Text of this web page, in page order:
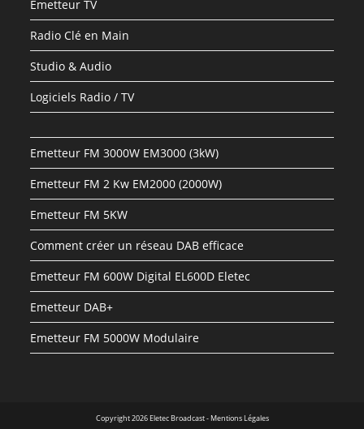
Emetteur TV
Radio Clé en Main
Studio & Audio
Logiciels Radio / TV
Emetteur FM 3000W EM3000 (3kW)
Emetteur FM 2 Kw EM2000 (2000W)
Emetteur FM 5KW
Comment créer un réseau DAB efficace
Emetteur FM 600W Digital EL600D Eletec
Emetteur DAB+
Emetteur FM 5000W Modulaire
Copyright 2026 Eletec Broadcast - Mentions Légales